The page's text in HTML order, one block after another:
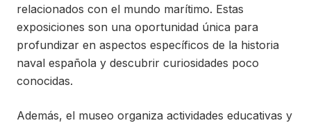
relacionados con el mundo marítimo. Estas
exposiciones son una oportunidad única para
profundizar en aspectos específicos de la historia
naval española y descubrir curiosidades poco
conocidas.
Además, el museo organiza actividades educativas y